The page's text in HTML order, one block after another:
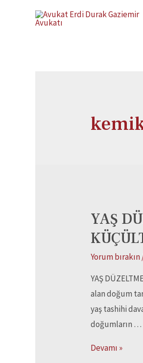
YAŞ
Yorum bırakın
YAŞ
alan doğum
yaş tashihi
doğumların …
Devamı »